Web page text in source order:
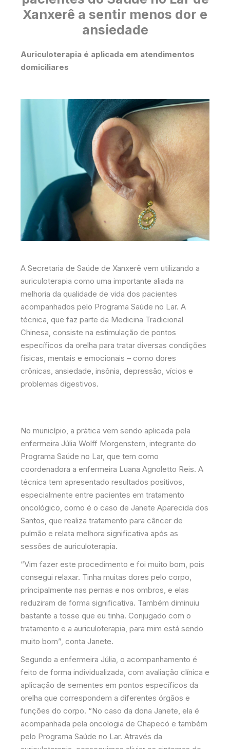
Xanxerê a sentir menos dor e
ansiedade
Auriculoterapia é aplicada em atendimentos
domiciliares
A Secretaria de Saúde de Xanxerê vem utilizando a
auriculoterapia como uma importante aliada na
melhoria da qualidade de vida dos pacientes
acompanhados pelo Programa Saúde no Lar. A
técnica, que faz parte da Medicina Tradicional
Chinesa, consiste na estimulação de pontos
específicos da orelha para tratar diversas condições
físicas, mentais e emocionais – como dores
crônicas, ansiedade, insônia, depressão, vícios e
problemas digestivos.
No município, a prática vem sendo aplicada pela
enfermeira Júlia Wolff Morgenstern, integrante do
Programa Saúde no Lar, que tem como
coordenadora a enfermeira Luana Agnoletto Reis. A
técnica tem apresentado resultados positivos,
especialmente entre pacientes em tratamento
oncológico, como é o caso de Janete Aparecida dos
Santos, que realiza tratamento para câncer de
pulmão e relata melhora significativa após as
sessões de auriculoterapia.
“Vim fazer este procedimento e foi muito bom, pois
consegui relaxar. Tinha muitas dores pelo corpo,
principalmente nas pernas e nos ombros, e elas
reduziram de forma significativa. Também diminuiu
bastante a tosse que eu tinha. Conjugado com o
tratamento e a auriculoterapia, para mim está sendo
muito bom”, conta Janete.
Segundo a enfermeira Júlia, o acompanhamento é
feito de forma individualizada, com avaliação clínica e
aplicação de sementes em pontos específicos da
orelha que correspondem a diferentes órgãos e
funções do corpo. “No caso da dona Janete, ela é
acompanhada pela oncologia de Chapecó e também
pelo Programa Saúde no Lar. Através da